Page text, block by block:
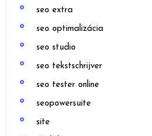
seo extra
seo optimalizácia
seo studio
seo tekstschrijver
seo tester online
seopowersuite
site